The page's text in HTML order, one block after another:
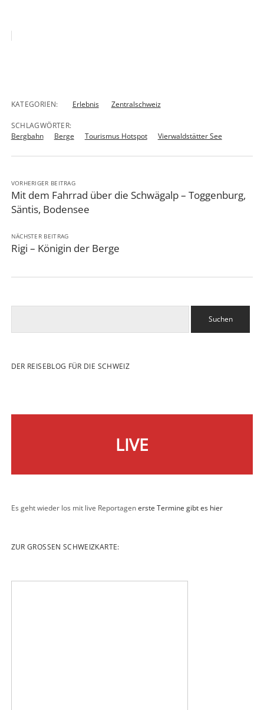
KATEGORIEN: Erlebnis Zentralschweiz
SCHLAGWÖRTER:
Bergbahn
Berge Tourismus Hotspot Vierwaldstätter See
VORHERIGER BEITRAG
Mit dem Fahrrad über die Schwägalp – Toggenburg,
Säntis, Bodensee
NÄCHSTER BEITRAG
Rigi – Königin der Berge
DER REISEBLOG FÜR DIE SCHWEIZ
LIVE
Es geht wieder los mit live Reportagenerste Termine gibt es hier
ZUR GROSSEN SCHWEIZKARTE: